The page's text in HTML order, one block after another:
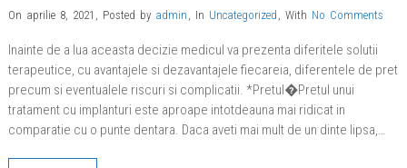
On aprilie 8, 2021 Posted by admin In Uncategorized With No Comments
Inainte de a lua aceasta decizie medicul va prezenta diferitele solutii
terapeutice, cu avantajele si dezavantajele fiecareia, diferentele de pret
precum si eventualele riscuri si complicatii. *Pretul�Pretul unui
tratament cu implanturi este aproape intotdeauna mai ridicat in
comparatie cu o punte dentara. Daca aveti mai mult de un dinte lipsa,…